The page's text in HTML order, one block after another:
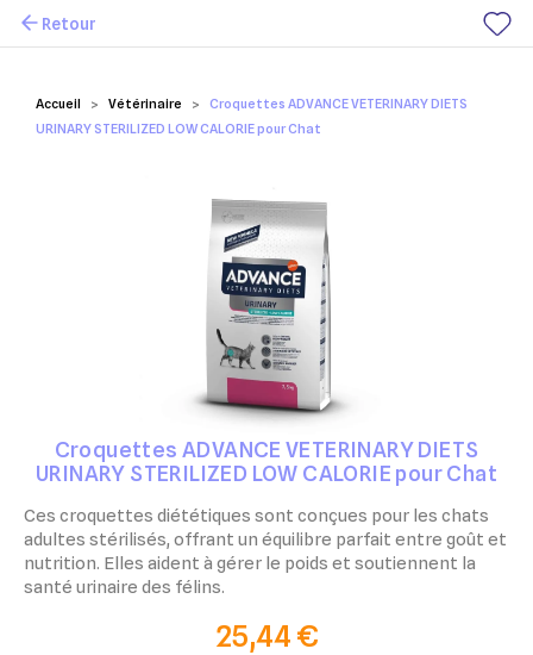
Mes favoris
Accueil Vétérinaire
Croquettes ADVANCE VETERINARY DIETS
URINARY STERILIZED LOW CALORIE pour Chat
Retour
Croquettes ADVANCE VETERINARY DIETS
URINARY STERILIZED LOW CALORIE pour Chat
Ces croquettes diététiques sont conçues pour les chats
adultes stérilisés, offrant un équilibre parfait entre goût et
nutrition. Elles aident à gérer le poids et soutiennent la
santé urinaire des félins.
25,44 €